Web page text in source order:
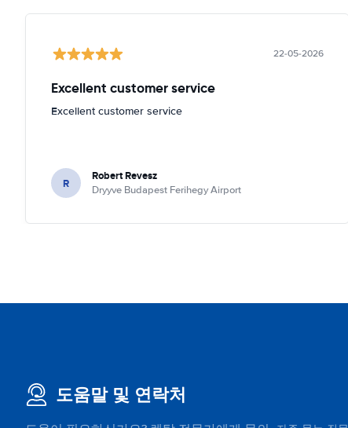
22-05-2026
Excellent customer service
Excellent customer service
R Robert Revesz
Dryyve Budapest Ferihegy Airport
도움말 및 연락처